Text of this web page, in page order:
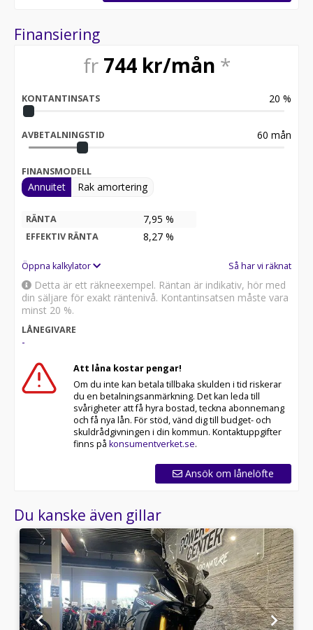
Finansiering
fr 744kr/mån *
KONTANTINSATS 20 %
AVBETALNINGSTID 60 mån
FINANSMODELL
Annuitet Rak amortering
RÄNTA 7,95 %
EFFEKTIV RÄNTA 8,27 %
Öppna kalkylator Så har vi räknat
Detta är ett räkneexempel. Räntan är indikativ, hör med
din säljare för exakt räntenivå. Kontantinsatsen måste vara
minst 20 %.
LÅNEGIVARE
-
Att låna kostar pengar!
Om du inte kan betala tillbaka skulden i tid riskerar
du en betalningsanmärkning. Det kan leda till
svårigheter att få hyra bostad, teckna abonnemang
och få nya lån. För stöd, vänd dig till budget- och
skuldrådgivningen i din kommun. Kontaktuppgifter
finns på konsumentverket.se.
Ansök om lånelöfte
Du kanske även gillar